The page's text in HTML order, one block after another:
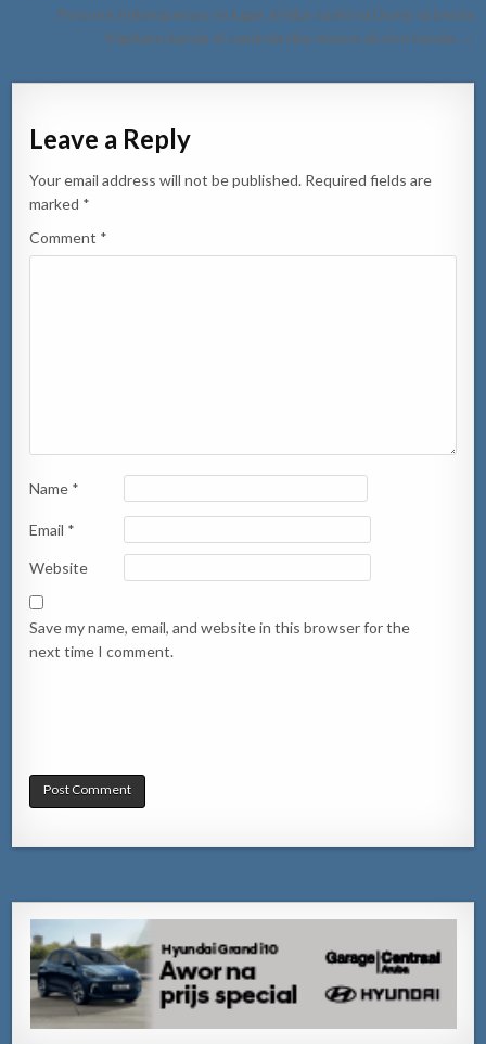
Persona sinberguensa na lugar di hiba sushi na Dump ta benta
frigidaire banda di caminda riba tereno di otro hende →
Leave a Reply
Your email address will not be published. Required fields are
marked *
Comment *
Name *
Email *
Website
Save my name, email, and website in this browser for the
next time I comment.